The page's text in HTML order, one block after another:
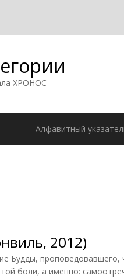
ХРОНОС
Алфавитный
2012)
Будды, проповедовавшего,
боли, а именно: